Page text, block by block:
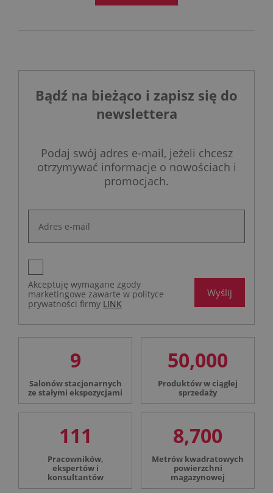
Bądź na bieżąco i zapisz się do
newslettera
Podaj swój adres e-mail, jeżeli chcesz
otrzymywać informacje o nowościach i
promocjach.
Akceptuję wymagane zgody
marketingowe zawarte w polityce
prywatności firmy LINK
Wyślij
9
Salonów stacjonarnych
ze stałymi ekspozycjami
50,000
Produktów w ciągłej
sprzedaży
111
Pracowników,
ekspertów i
konsultantów
8,700
Metrów kwadratowych
powierzchni
magazynowej